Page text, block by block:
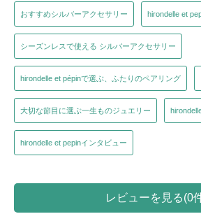
おすすめシルバーアクセサリー hirondelle et
シーズンレスで使える シルバーアクセサリー
hirondelle et pépinで選ぶ、ふたりのペアリング
大切な節目に選ぶ一生ものジュエリー
hirondelle et pepinインタビュー
レビューを見る(0